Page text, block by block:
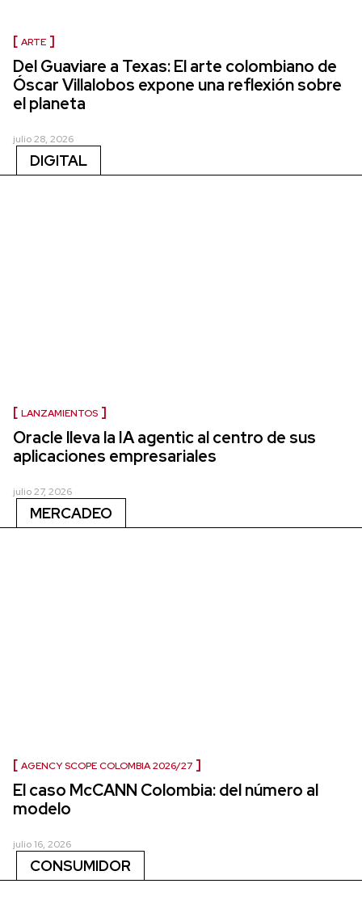
ARTE
Del Guaviare a Texas: El arte colombiano de
Óscar Villalobos expone una reflexión sobre
el planeta
julio 28, 2026
DIGITAL
LANZAMIENTOS
Oracle lleva la IA agentic al centro de sus
aplicaciones empresariales
julio 27, 2026
MERCADEO
AGENCY SCOPE COLOMBIA 2026/27
El caso McCANN Colombia: del número al
modelo
julio 16, 2026
CONSUMIDOR